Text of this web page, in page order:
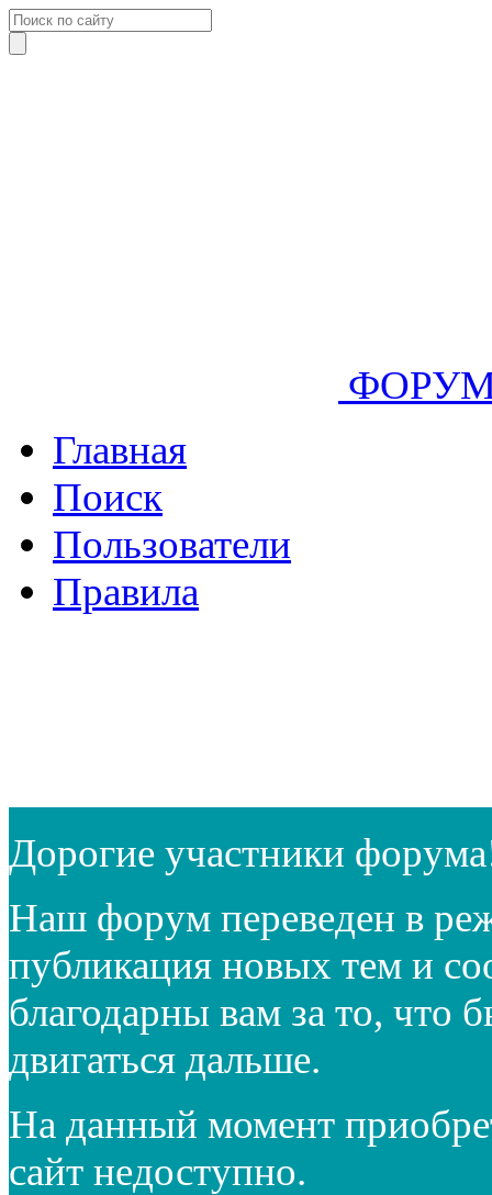
Главная
Поиск
Пользователи
Правила
Дорогие участники
Наш форум переведен в
публикация новых тем и
благодарны вам за то, что
двигаться дальше.
На данный момент
сайт недоступно.